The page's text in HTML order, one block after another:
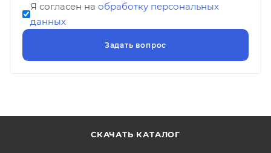
Я согласен на обработку персональных
данных
СКАЧАТЬ КАТАЛОГ